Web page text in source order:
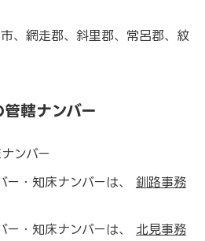
、網走郡、斜里郡、常呂郡、紋
轄ナンバー
ンバー
ー・知床ナンバーは、 釧路事務
ー・知床ナンバーは、 北見事務